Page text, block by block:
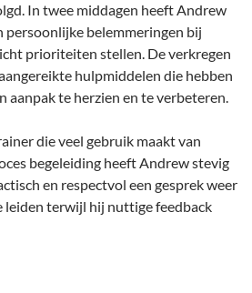
In twee middagen heeft Andrew
persoonlijke belemmeringen bij
prioriteiten stellen. De verkregen
hulpmiddelen die hebben
aanpak te herzien en te verbeteren.
die veel gebruik maakt van
begeleiding heeft Andrew stevig
en respectvol een gesprek weer
leiden terwijl hij nuttige feedback